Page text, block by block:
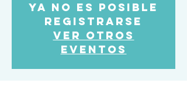
Ya no es posible
registrarse
Ver otros
eventos